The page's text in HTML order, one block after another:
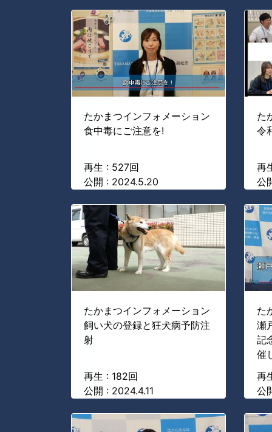
たかまつインフォメーション
食中毒にご注意を!
再生 : 527回
公開 : 2024.5.20
た
令
再
公
たかまつインフォメーション
飼い犬の登録と狂犬病予防注
射
再生 : 182回
公開 : 2024.4.11
た
瀬
記
催
再
公